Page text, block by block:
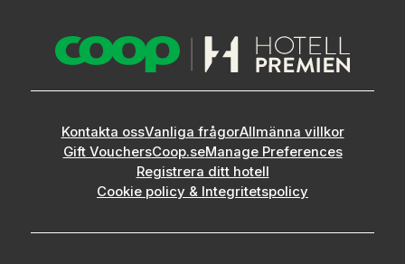
Kontakta ossVanliga frågorAllmänna villkor
Gift VouchersCoop.seManage Preferences
Registrera ditt hotell
Cookie policy & Integritetspolicy